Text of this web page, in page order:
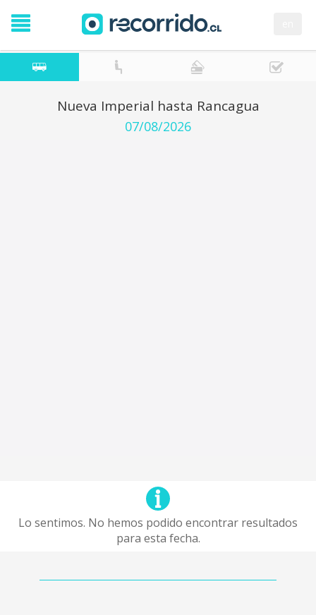
Nueva Imperial hasta Rancagua
07/08/2026
Lo sentimos. No hemos podido encontrar resultados
para esta fecha.